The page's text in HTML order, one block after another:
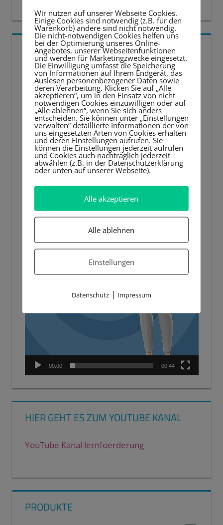
5 BESTE LERNTIPPS
Video-
Player
00:00 00:44
HIER GEHT ES ZUM YOUTUBE KANAL
YouTube Kanal lernfoerderung
PRODUKTE
Wir nutzen auf unserer Webseite Cookies.
Einige Cookies sind notwendig (z.B. für den
Warenkorb) andere sind nicht notwendig.
Die nicht-notwendigen Cookies helfen uns
bei der Optimierung unseres Online-
Angebotes, unserer Webseitenfunktionen
und werden für Marketingzwecke eingesetzt.
Die Einwilligung umfasst die Speicherung
von Informationen auf Ihrem Endgerät, das
Auslesen personenbezogener Daten sowie
deren Verarbeitung. Klicken Sie auf „Alle
akzeptieren“, um in den Einsatz von nicht
notwendigen Cookies einzuwilligen oder auf
„Alle ablehnen“, wenn Sie sich anders
entscheiden. Sie können unter „Einstellungen
verwalten“ detaillierte Informationen der von
uns eingesetzten Arten von Cookies erhalten
und deren Einstellungen aufrufen. Sie
können die Einstellungen jederzeit aufrufen
und Cookies auch nachträglich jederzeit
abwählen (z.B. in der Datenschutzerklärung
oder unten auf unserer Webseite).
Alle akzeptieren
Alle ablehnen
Einstellungen
Datenschutz| Impressum